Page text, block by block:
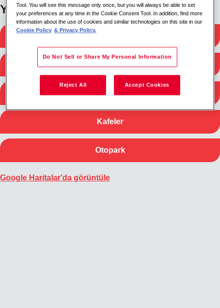
Yakınlarda ara
Tren istasyonları
Otobüs durakları
Metro istasyonları
Kafeler
Otopark
Google Haritalar'da görüntüle
Tool. You will see this message only once, but you will always be able to set
your preferences at any time in the Cookie Consent Tool. In addition, find more
information about the use of cookies and similar technologies on this site in our
Cookie Policy & Privacy Policy.
Do Not Sell or Share My Personal Information
Reject All Accept Cookies